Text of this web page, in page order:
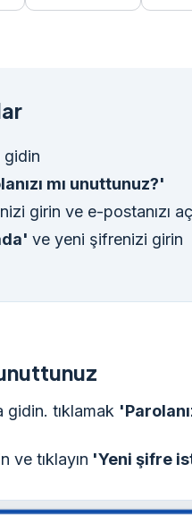
gidin
mı unuttunuz?'
girin ve e-postanızı
ve yeni şifrenizi girin
unuttunuz
gidin. tıklamak
ve tıklayın 'Yeni şifre